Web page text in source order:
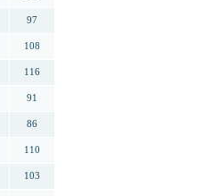
97
108
116
91
86
110
103